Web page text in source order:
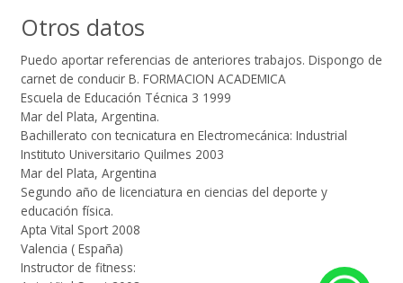
Otros datos
Puedo aportar referencias de anteriores trabajos. Dispongo de
carnet de conducir B. FORMACION ACADEMICA
Escuela de Educación Técnica 3 1999
Mar del Plata, Argentina.
Bachillerato con tecnicatura en Electromecánica: Industrial
Instituto Universitario Quilmes 2003
Mar del Plata, Argentina
Segundo año de licenciatura en ciencias del deporte y
educación física.
Apta Vital Sport 2008
Valencia ( España)
Instructor de fitness: